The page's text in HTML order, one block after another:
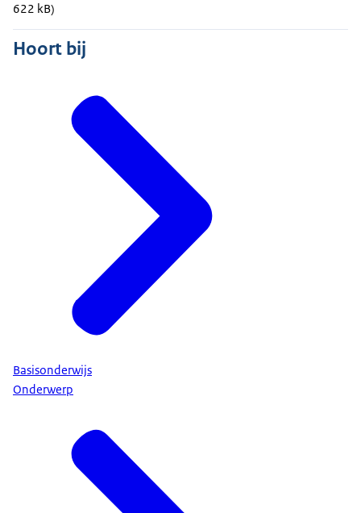
622 kB)
Hoort bij
Basisonderwijs
Onderwerp